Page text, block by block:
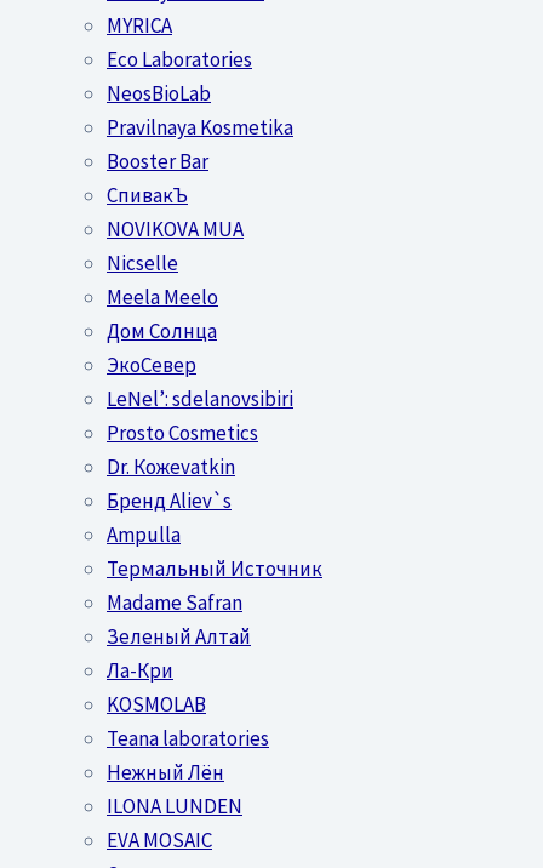
MYRICA
Eco Laboratories
NeosBioLab
Pravilnaya Kosmetika
Booster Bar
СпивакЪ
NOVIKOVA MUA
Nicselle
Meela Meelo
Дом Солнца
ЭкоСевер
LeNel’: sdelanovsibiri
Prosto Cosmetics
Dr. Кожеvatkin
Бренд Aliev`s
Ampulla
Термальный Источник
Madame Safran
Зеленый Алтай
Ла-Кри
KOSMOLAB
Teana laboratories
Нежный Лён
ILONA LUNDEN
EVA MOSAIC